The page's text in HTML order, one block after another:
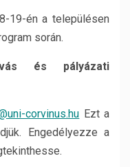
19-én a településen
során.
és pályázati
corvinus.hu Ezt a
Engedélyezze a